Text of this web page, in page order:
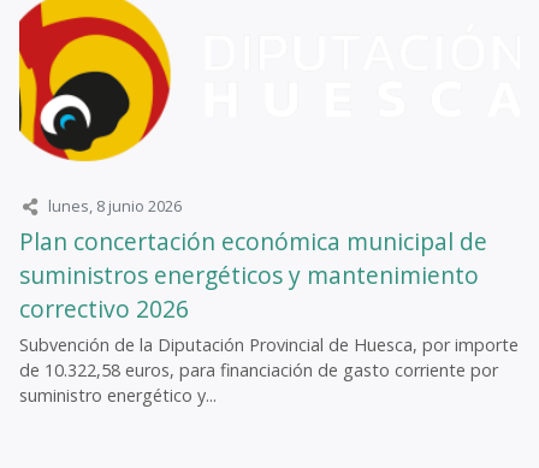
lunes, 8 junio 2026
Plan concertación económica municipal de
suministros energéticos y mantenimiento
correctivo 2026
Subvención de la Diputación Provincial de Huesca, por importe
de 10.322,58 euros, para financiación de gasto corriente por
suministro energético y...